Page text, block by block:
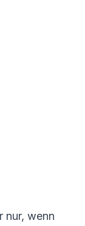
nur, wenn